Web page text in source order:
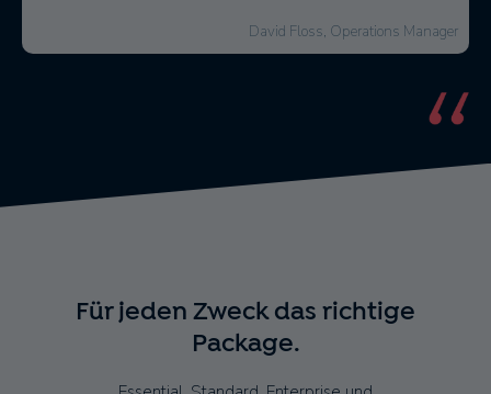
David Floss, Operations Manager
Für jeden Zweck das richtige
Package.